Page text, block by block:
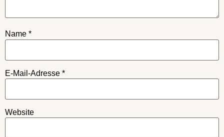
Name *
E-Mail-Adresse *
Website